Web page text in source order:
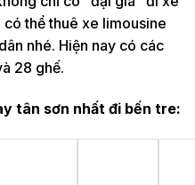
thể thuê xe limousine
nhé. Hiện nay có các
28 ghế.
tân sơn nhất đi bến tre: